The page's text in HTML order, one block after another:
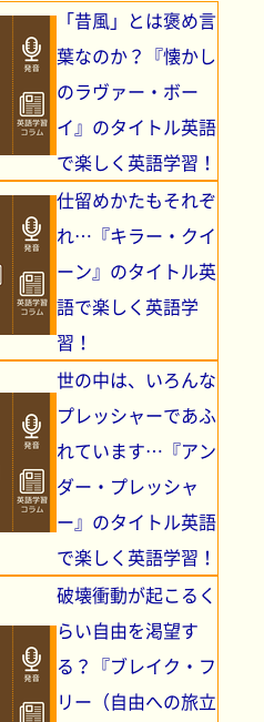
「昔風」とは褒め言
葉なのか？『懐かし
のラヴァー・ボー
イ』のタイトル英語
で楽しく英語学習！
仕留めかたもそれぞ
れ…『キラー・クイ
ーン』のタイトル英
語で楽しく英語学
習！
世の中は、いろんな
プレッシャーであふ
れています…『アン
ダー・プレッシャ
ー』のタイトル英語
で楽しく英語学習！
破壊衝動が起こるく
らい自由を渇望す
る？『ブレイク・フ
リー（自由への旅立